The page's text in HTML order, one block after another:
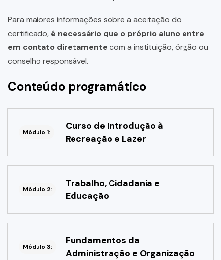
Para maiores informações sobre a aceitação do
certificado, é necessário que o próprio aluno entre
em contato diretamente com a instituição, órgão ou
conselho responsável.
Conteúdo programático
Módulo 1:
Curso de Introdução à
Recreação e Lazer
Módulo 2:
Trabalho, Cidadania e
Educação
Módulo 3:
Fundamentos da
Administração e Organização